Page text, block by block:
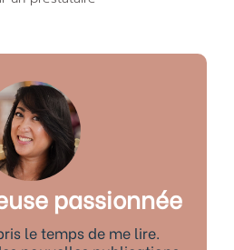
passionnée
le temps de me lire.